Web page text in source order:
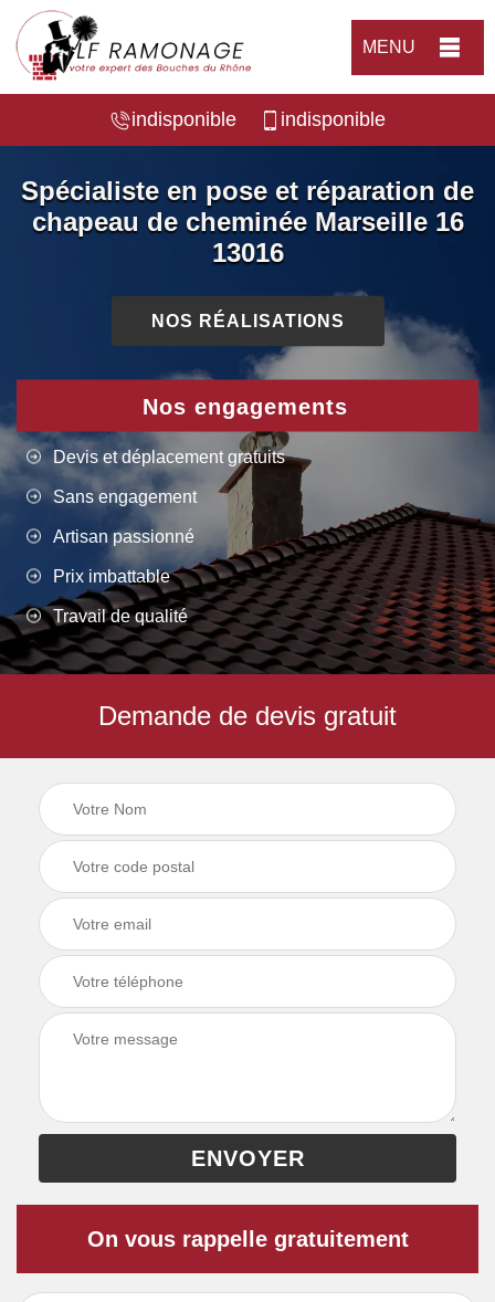
MENU
indisponible indisponible
Spécialiste en pose et réparation de
chapeau de cheminée Marseille 16
13016
NOS RÉALISATIONS
Nos engagements
Devis et déplacement gratuits
Sans engagement
Artisan passionné
Prix imbattable
Travail de qualité
Demande de devis gratuit
On vous rappelle gratuitement